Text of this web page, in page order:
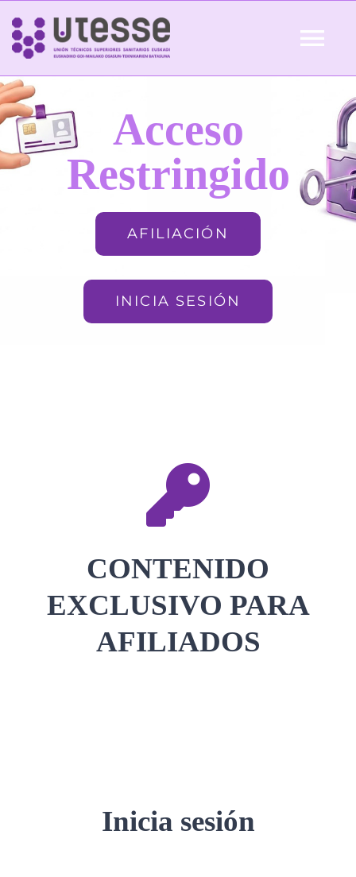
Skip
content
Inicio
QUIÉNES SOMOS Acceso
Restringido
AFILIACIÓN
INICIA SESIÓN
CONTENIDO
EXCLUSIVO PARA
AFILIADOS
Inicia sesión